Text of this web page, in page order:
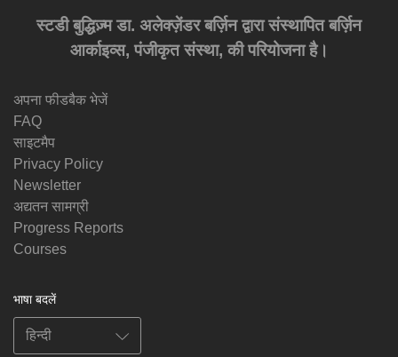
स्टडी बुद्धिज़्म डा. अलेक्ज़ेंडर बर्ज़िन द्वारा संस्थापित बर्ज़िन
आर्काइव्स, पंजीकृत संस्था, की परियोजना है।
अपना फीडबैक भेजें
FAQ
साइटमैप
Privacy Policy
Newsletter
अद्यतन सामग्री
Progress Reports
Courses
भाषा बदलें